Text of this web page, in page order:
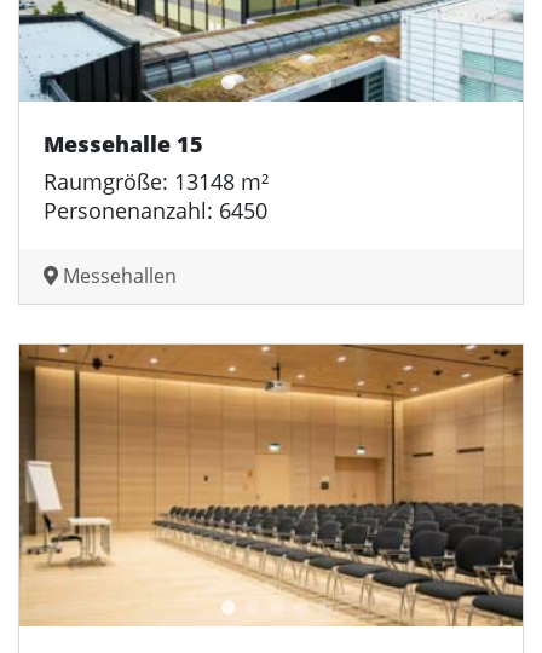
Messehalle 15
Raumgröße: 13148 m²
Personenanzahl: 6450
Messehallen